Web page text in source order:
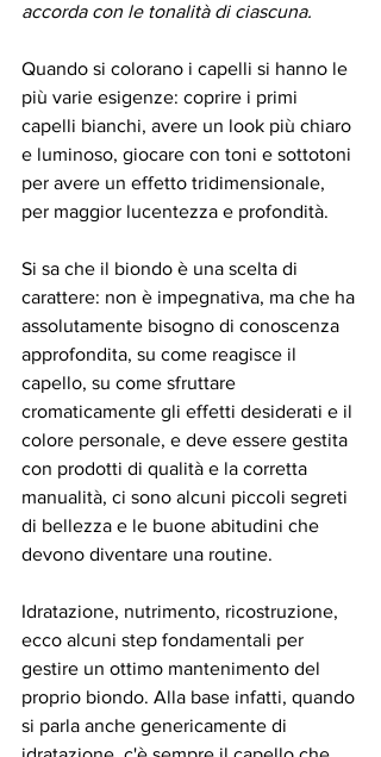
accorda con le tonalità di ciascuna.
Quando si colorano i capelli si hanno le
più varie esigenze: coprire i primi
capelli bianchi, avere un look più chiaro
e luminoso, giocare con toni e sottotoni
per avere un effetto tridimensionale,
per maggior lucentezza e profondità.
Si sa che il biondo è una scelta di
carattere: non è impegnativa, ma che ha
assolutamente bisogno di conoscenza
approfondita, su come reagisce il
capello, su come sfruttare
cromaticamente gli effetti desiderati e il
colore personale, e deve essere gestita
con prodotti di qualità e la corretta
manualità, ci sono alcuni piccoli segreti
di bellezza e le buone abitudini che
devono diventare una routine.
Idratazione, nutrimento, ricostruzione,
ecco alcuni step fondamentali per
gestire un ottimo mantenimento del
proprio biondo. Alla base infatti, quando
si parla anche genericamente di